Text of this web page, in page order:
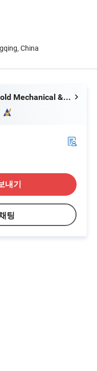
China
Chongqing Gold Mechanical & Electrical Equipment Co., Ltd.
내기
팅